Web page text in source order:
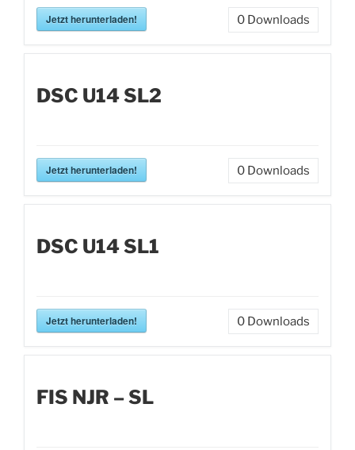
Jetzt herunterladen! 0 Downloads
DSC U14 SL2
Jetzt herunterladen! 0 Downloads
DSC U14 SL1
Jetzt herunterladen! 0 Downloads
FIS NJR – SL